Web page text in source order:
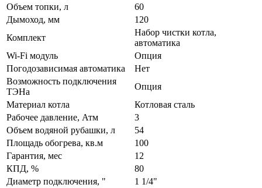
Объем топки, л
60
Дымоход, мм
120
Комплект
Набор чистки котла,
автоматика
Wi-Fi модуль
Опция
Погодозависимая автоматика
Нет
Возможность подключения
ТЭНа
Опция
Материал котла
Котловая сталь
Рабочее давление, Атм
3
Объем водяной рубашки, л
54
Площадь обогрева, кв.м
100
Гарантия, мес
12
КПД, %
80
Диаметр подключения, "
1 1/4"